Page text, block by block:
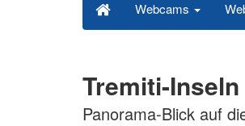
Webcams
Tremiti-
Panorama-Blick auf